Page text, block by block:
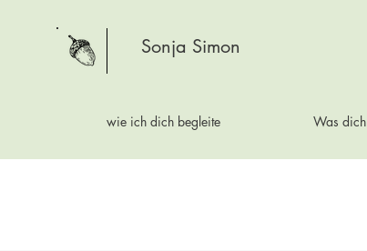
Sonja Simon
wie ich dich begleite Was